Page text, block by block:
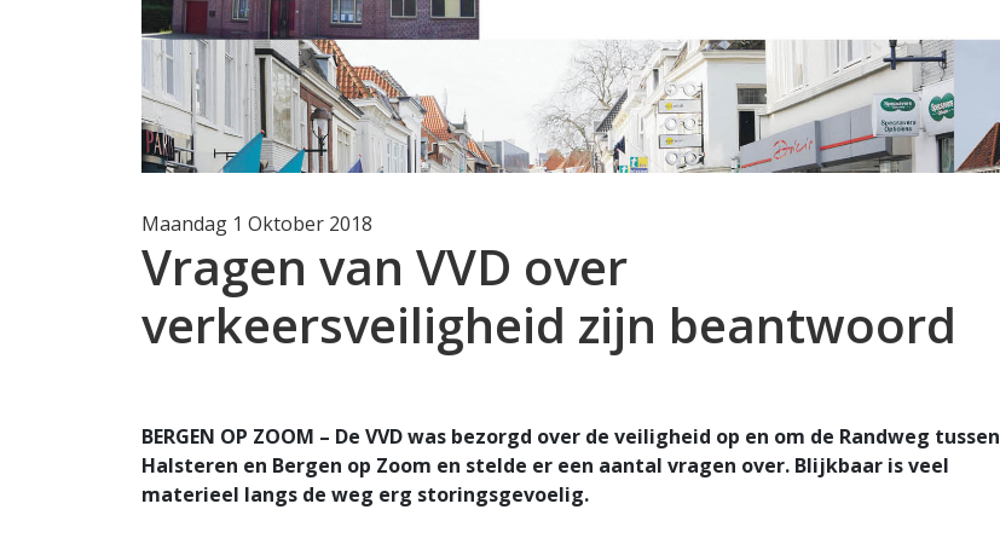
Maandag 1 Oktober 2018
Vragen van VVD over
verkeersveiligheid zijn beantwoord
BERGEN OP ZOOM – De VVD was bezorgd over de veiligheid op en om de Randweg tussen
Halsteren en Bergen op Zoom en stelde er een aantal vragen over. Blijkbaar is veel
materieel langs de weg erg storingsgevoelig.